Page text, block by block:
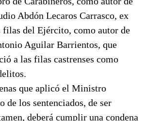
Abdón Lecaros Carrasco, ex
filas del Ejército, como autor de
Aguilar Barrientos, que
a las filas castrenses como
que aplicó el Ministro
de los sentenciados, de ser
deberá cumplir una condena